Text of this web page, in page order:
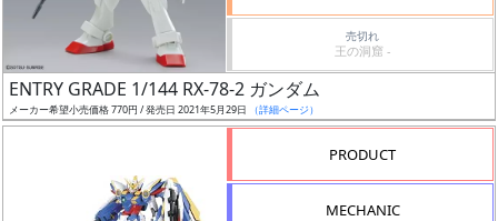
売切れ
王の洞窟 -
ENTRY GRADE 1/144 RX-78-2 ガンダム
メーカー希望小売価格 770円 / 発売日 2021年5月29日 （詳細ページ）
PRODUCT
MECHANIC